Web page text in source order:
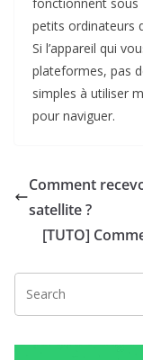
petits ordinateurs
Si l’appareil qui
plateformes, pas
simples à utiliser
pour naviguer.
Comment
satellite ?
[TUTO]